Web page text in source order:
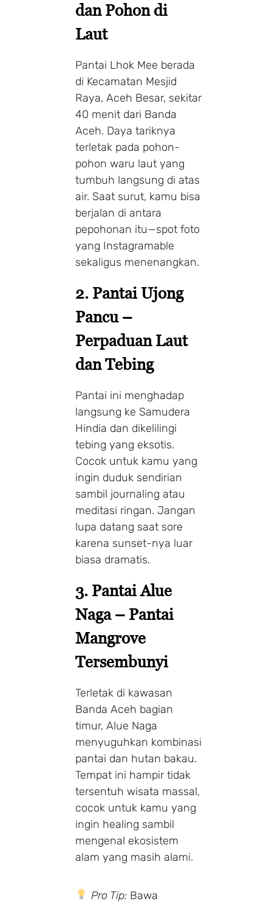
dan Pohon di
Laut
Pantai Lhok Mee berada
di Kecamatan Mesjid
Raya, Aceh Besar, sekitar
40 menit dari Banda
Aceh. Daya tariknya
terletak pada pohon-
pohon waru laut yang
tumbuh langsung di atas
air. Saat surut, kamu bisa
berjalan di antara
pepohonan itu—spot foto
yang Instagramable
sekaligus menenangkan.
2. Pantai Ujong
Pancu –
Perpaduan Laut
dan Tebing
Pantai ini menghadap
langsung ke Samudera
Hindia dan dikelilingi
tebing yang eksotis.
Cocok untuk kamu yang
ingin duduk sendirian
sambil journaling atau
meditasi ringan. Jangan
lupa datang saat sore
karena sunset-nya luar
biasa dramatis.
3. Pantai Alue
Naga – Pantai
Mangrove
Tersembunyi
Terletak di kawasan
Banda Aceh bagian
timur, Alue Naga
menyuguhkan kombinasi
pantai dan hutan bakau.
Tempat ini hampir tidak
tersentuh wisata massal,
cocok untuk kamu yang
ingin healing sambil
mengenal ekosistem
alam yang masih alami.
Pro Tip:Bawa